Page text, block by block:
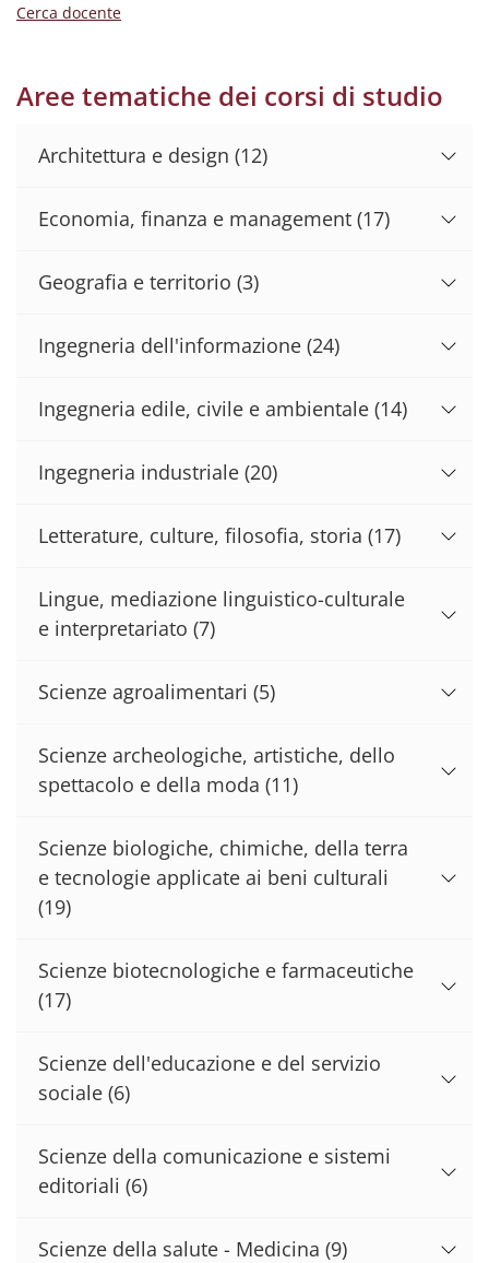
Cerca docente
Aree tematiche dei corsi di studio
Architettura e design (12)
Economia, finanza e management (17)
Geografia e territorio (3)
Ingegneria dell'informazione (24)
Ingegneria edile, civile e ambientale (14)
Ingegneria industriale (20)
Letterature, culture, filosofia, storia (17)
Lingue, mediazione linguistico-culturale
e interpretariato (7)
Scienze agroalimentari (5)
Scienze archeologiche, artistiche, dello
spettacolo e della moda (11)
Scienze biologiche, chimiche, della terra
e tecnologie applicate ai beni culturali
(19)
Scienze biotecnologiche e farmaceutiche
(17)
Scienze dell'educazione e del servizio
sociale (6)
Scienze della comunicazione e sistemi
editoriali (6)
Scienze della salute - Medicina (9)